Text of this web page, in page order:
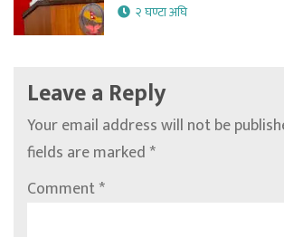
२ घण्टा अघि
Leave a Reply
Your email address will not be
fields are marked*
Comment*